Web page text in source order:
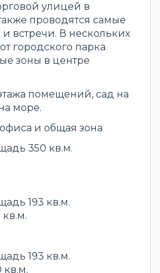
улицей в
проводятся самые
встречи. В нескольких
городского парка
зоны в центре
помещений, сад на
море.
и общая зона
350 кв.м.
193 кв.м.
193 кв.м.
кв.м.